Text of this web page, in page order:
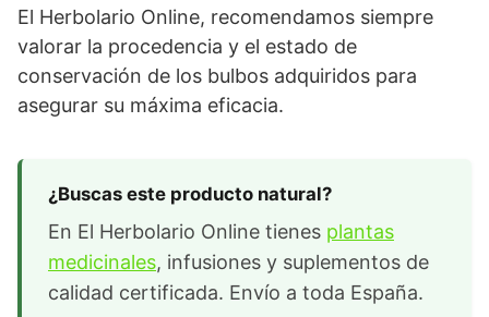
El Herbolario Online, recomendamos siempre
valorar la procedencia y el estado de
conservación de los bulbos adquiridos para
asegurar su máxima eficacia.
¿Buscas este producto natural?
En El Herbolario Online tienes plantas
medicinales, infusiones y suplementos de
calidad certificada. Envío a toda España.